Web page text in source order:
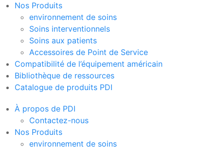
Nos Produits
environnement de soins
Soins interventionnels
Soins aux patients
Accessoires de Point de Service
Compatibilité de l’équipement américain
Bibliothèque de ressources
Catalogue de produits PDI
À propos de PDI
Contactez-nous
Nos Produits
environnement de soins